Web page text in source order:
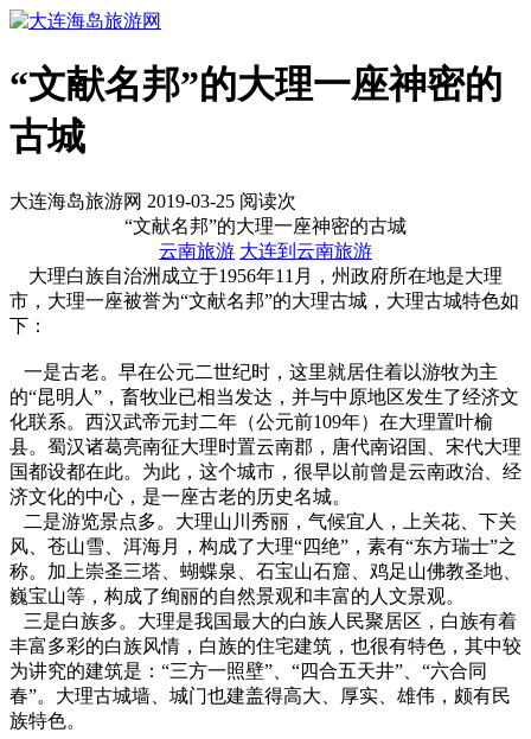
“文献名邦”的大理一座神密的
古城
大连海岛旅游网 2019-03-25 阅读次
“文献名邦”的大理一座神密的古城
云南旅游 大连到云南旅游
大理白族自治洲成立于1956年11月，州政府所在地是大理
市，大理一座被誉为“文献名邦”的大理古城，大理古城特色如
下：
一是古老。早在公元二世纪时，这里就居住着以游牧为主
的“昆明人”，畜牧业已相当发达，并与中原地区发生了经济文
化联系。西汉武帝元封二年（公元前109年）在大理置叶榆
县。蜀汉诸葛亮南征大理时置云南郡，唐代南诏国、宋代大理
国都设都在此。为此，这个城市，很早以前曾是云南政治、经
济文化的中心，是一座古老的历史名城。
二是游览景点多。大理山川秀丽，气候宜人，上关花、下关
风、苍山雪、洱海月，构成了大理“四绝”，素有“东方瑞士”之
称。加上崇圣三塔、蝴蝶泉、石宝山石窟、鸡足山佛教圣地、
巍宝山等，构成了绚丽的自然景观和丰富的人文景观。
三是白族多。大理是我国最大的白族人民聚居区，白族有着
丰富多彩的白族风情，白族的住宅建筑，也很有特色，其中较
为讲究的建筑是：“三方一照壁”、“四合五天井”、“六合同
春”。大理古城墙、城门也建盖得高大、厚实、雄伟，颇有民
族特色。